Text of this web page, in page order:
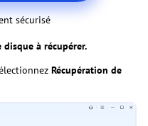
sécurisé
à récupérer.
Récupération de